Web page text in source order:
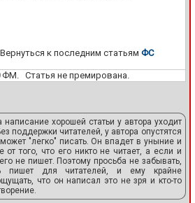
к последним статьям ФС
ФМ. Статья не премирована.
хорошей статьи у автора уходит
поддержки читателей, у автора опустятся
"легко" писать. Он впадет в уныние и
от того, что его никто не читает, а если и
не пишет. Поэтому просьба не забывать,
пишет для читателей, и ему крайне
что он написал это не зря и кто-то